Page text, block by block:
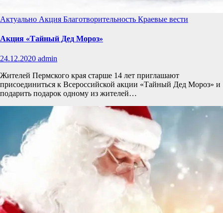
Актуально Акция Благотворительность Краевые вести
Акция «Тайный Дед Мороз»
24.12.2020 admin
Жителей Пермского края старше 14 лет приглашают
присоединиться к Всероссийской акции «Тайный Дед Мороз» и
подарить подарок одному из жителей…